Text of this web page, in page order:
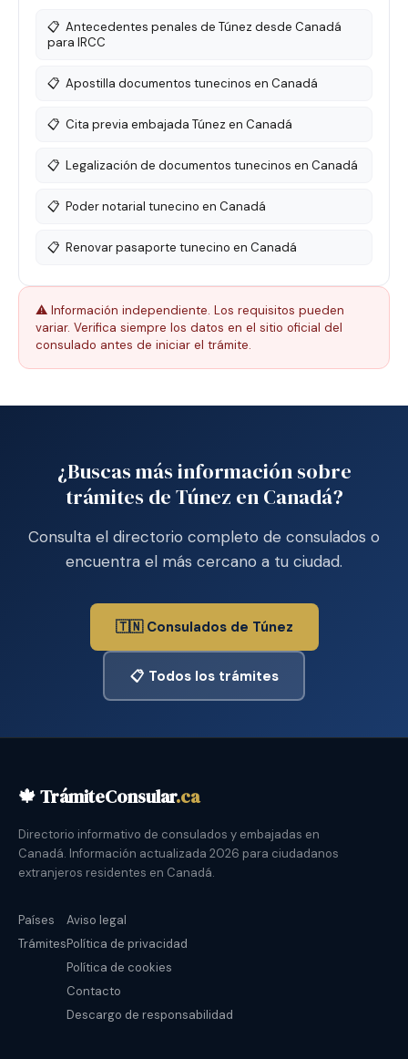
📋 Antecedentes penales de Túnez desde Canadá
para IRCC
📋 Apostilla documentos tunecinos en Canadá
📋 Cita previa embajada Túnez en Canadá
📋 Legalización de documentos tunecinos en Canadá
📋 Poder notarial tunecino en Canadá
📋 Renovar pasaporte tunecino en Canadá
⚠️ Información independiente. Los requisitos pueden
variar. Verifica siempre los datos en el sitio oficial del
consulado antes de iniciar el trámite.
¿Buscas más información sobre
trámites de Túnez en Canadá?
Consulta el directorio completo de consulados o
encuentra el más cercano a tu ciudad.
🇹🇳 Consulados de Túnez
📋 Todos los trámites
🍁 TrámiteConsular.ca
Directorio informativo de consulados y embajadas en
Canadá. Información actualizada 2026 para ciudadanos
extranjeros residentes en Canadá.
Países
Trámites
Aviso legal
Política de privacidad
Política de cookies
Contacto
Descargo de responsabilidad